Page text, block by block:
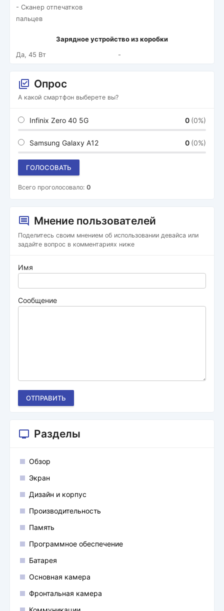
- Сканер отпечатков
пальцев
Зарядное устройство из коробки
Да, 45 Вт
-
Опрос
А какой смартфон выберете вы?
Infinix Zero 40 5G 0 (0%)
Samsung Galaxy A12 0 (0%)
ГОЛОСОВАТЬ
Всего проголосовало: 0
Мнение пользователей
Поделитесь своим мнением об использовании девайса или
задайте вопрос в комментариях ниже
Имя
Сообщение
ОТПРАВИТЬ
Разделы
Обзор
Экран
Дизайн и корпус
Производительность
Память
Программное обеспечение
Батарея
Основная камера
Фронтальная камера